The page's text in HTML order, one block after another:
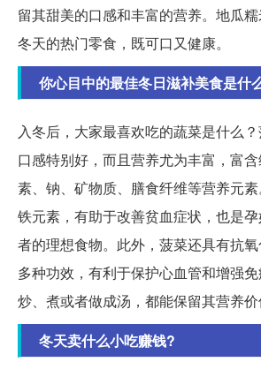
留其甜美的口感和丰富的营养。地瓜
冬天的热门零食，既可口又健康。
你心目中的最佳冬日滋补美食是什
入冬后，大家最喜欢吃的蔬菜是什么
口感特别好，而且营养尤为丰富，富
素、钠、矿物质、膳食纤维等营养元
铁元素，有助于改善贫血症状，也是
者的理想食物。此外，菠菜还具有抗
多种功效，有利于保护心血管和增强
炒、煮或者做成汤，都能保留其营养价
冬天卖什么小吃赚钱?